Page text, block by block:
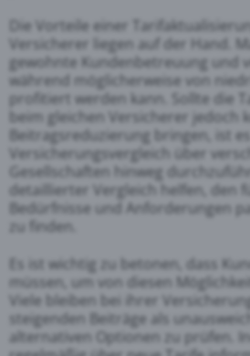
Die Vorteile einer
Versicherer liegen auf der Hand.
gewohnte Kundenbetreuung und
während möglicherweise von
profitiert werden kann. Sollte die
beim gleichen Versicherer jedoch
Beitragsreduzierung bringen, ist
Versicherungsvergleich über
Gesellschaften hinweg
detaillierter Vergleich helfen, den
Bedürfnisse und Anforderungen
zu finden.
Es ist wichtig zu betonen, dass
müssen, um von diesen
Viele bleiben bei ihrer
steigenden Beiträge als
alternativen Optionen zu prüfen.